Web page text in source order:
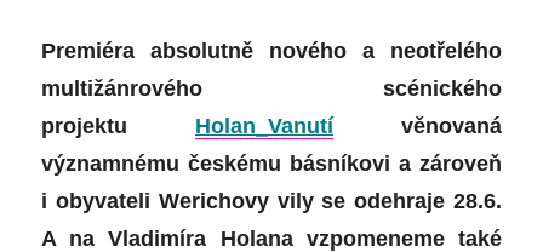
Premiéra absolutně nového a neotřelého
multižánrového scénického
projektu
Holan_Vanutí
věnovaná
významnému českému básníkovi a zároveň
i obyvateli Werichovy vily se odehraje 28.6.
A na Vladimíra Holana vzpomeneme také